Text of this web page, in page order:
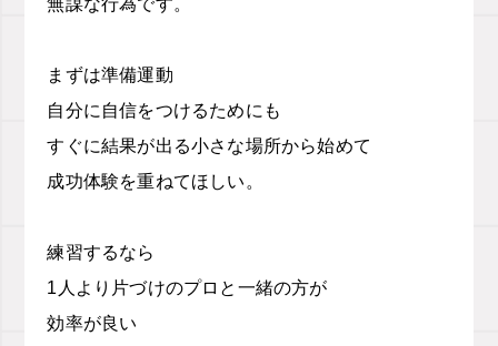
無謀な行為です。
まずは準備運動
自分に自信をつけるためにも
すぐに結果が出る小さな場所から始めて
成功体験を重ねてほしい。
練習するなら
1人より片づけのプロと一緒の方が
効率が良い